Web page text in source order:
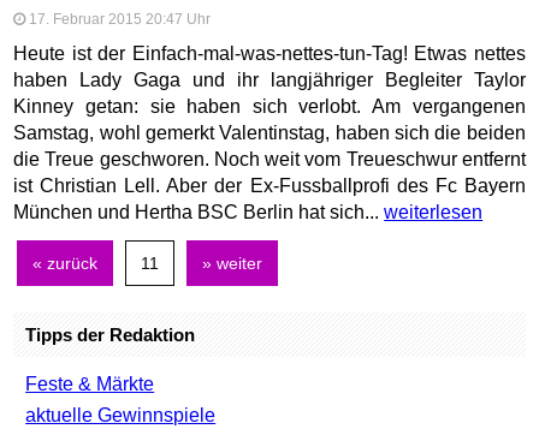
17. Februar 2015 20:47 Uhr
Heute ist der Einfach-mal-was-nettes-tun-Tag! Etwas nettes
haben Lady Gaga und ihr langjähriger Begleiter Taylor
Kinney getan: sie haben sich verlobt. Am vergangenen
Samstag, wohl gemerkt Valentinstag, haben sich die beiden
die Treue geschworen. Noch weit vom Treueschwur entfernt
ist Christian Lell. Aber der Ex-Fussballprofi des Fc Bayern
München und Hertha BSC Berlin hat sich...weiterlesen
« zurück 11 » weiter
Tipps der Redaktion
Feste & Märkte
aktuelle Gewinnspiele